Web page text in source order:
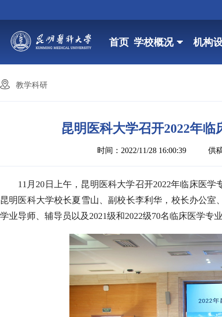
首页 学校概况 机构
教学科研
昆明医科大学召开2022年
时间：2022/11/28 16:00:39 供
11月20日上午，昆明医科大学召开2022年临床医
昆明医科大学校长夏雪山、副校长李利华，校长办公
学业导师、辅导员以及2021级和2022级70名临床医学